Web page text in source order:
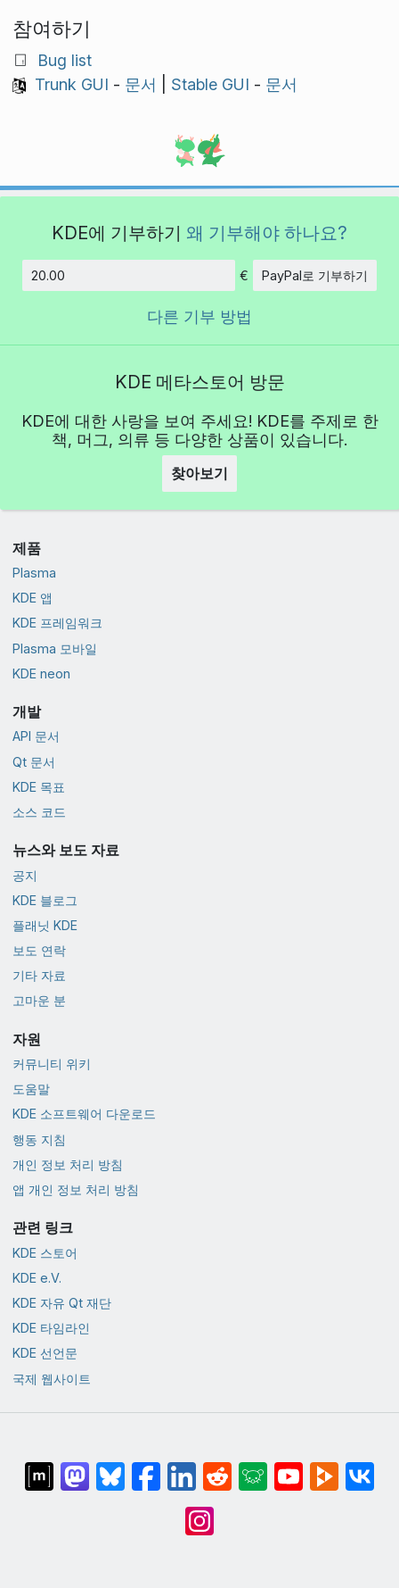
참여하기
Bug list
Trunk GUI - 문서 Stable GUI - 문서
KDE에 기부하기 왜 기부해야 하나요?
€ PayPal로 기부하기
다른 기부 방법
KDE 메타스토어 방문
KDE에 대한 사랑을 보여 주세요! KDE를 주제로 한
책, 머그, 의류 등 다양한 상품이 있습니다.
찾아보기
제품
Plasma
KDE 앱
KDE 프레임워크
Plasma 모바일
KDE neon
개발
API 문서
Qt 문서
KDE 목표
소스 코드
뉴스와 보도 자료
공지
KDE 블로그
플래닛 KDE
보도 연락
기타 자료
고마운 분
자원
커뮤니티 위키
도움말
KDE 소프트웨어 다운로드
행동 지침
개인 정보 처리 방침
앱 개인 정보 처리 방침
관련 링크
KDE 스토어
KDE e.V.
KDE 자유 Qt 재단
KDE 타임라인
KDE 선언문
국제 웹사이트